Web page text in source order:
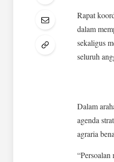
Rapat
dalam
sekaligus
seluruh
Dalam
agenda
agraria